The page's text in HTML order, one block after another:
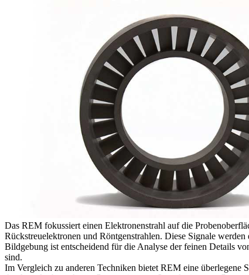
Das REM fokussiert einen Elektronenstrahl auf die
Rückstreuelektronen und Röntgenstrahlen. Diese Signale
Bildgebung ist entscheidend für die Analyse der feinen Details
sind.
Im Vergleich zu anderen Techniken bietet REM eine überlegene